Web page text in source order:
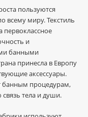
пользуются
миру. Текстиль
первоклассное
и
банными
принесла в Европу
аксессуары.
банным процедурам,
тела и души.